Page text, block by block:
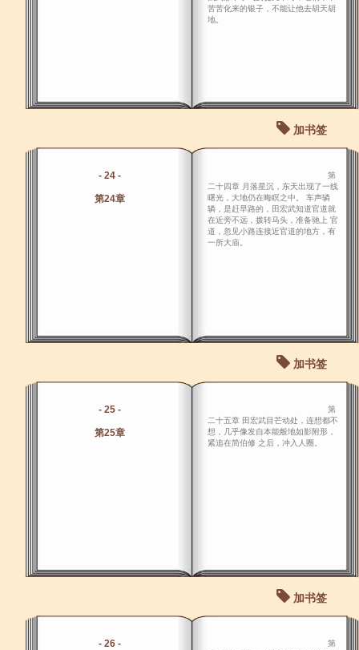
苦苦化来的银子，不能让他去胡天胡
地。
加书签
- 24 -
第24章
第
二十四章 月落星沉，东天出现了一线
曙光，大地仍在晦瞑之中。 车声辚
辚，是赶早路的，田宏武知道官道就
在近旁不远，拨转马头，准备驰上 官
道，忽见小路连接近官道的地方，有
一所大庙。
加书签
- 25 -
第25章
第
二十五章 田宏武目芒动处，连想都不
想，几乎像发自本能般地如影附形，
紧追在简伯修 之后，冲入人圈。
加书签
- 26 -
第